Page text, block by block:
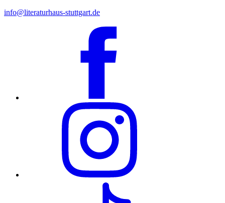
info@literaturhaus-stuttgart.de